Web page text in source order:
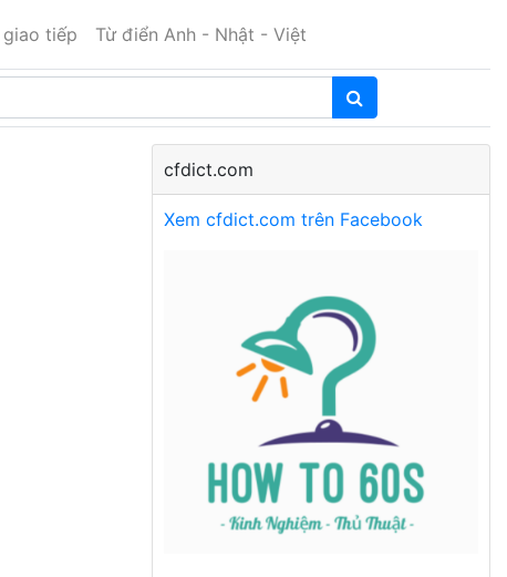
giao tiếp Từ điển Anh - Nhật - Việt
cfdict.com
Xem cfdict.com trên Facebook